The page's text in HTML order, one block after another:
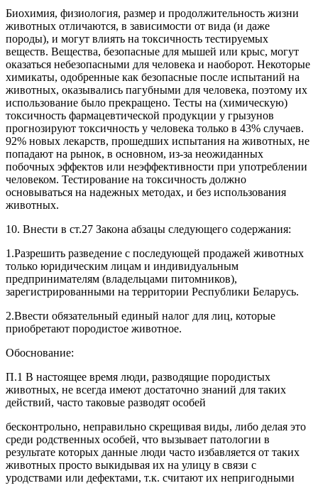
Биохимия, физиология, размер и продолжительность жизни
животных отличаются, в зависимости от вида (и даже
породы), и могут влиять на токсичность тестируемых
веществ. Вещества, безопасные для мышей или крыс, могут
оказаться небезопасными для человека и наоборот. Некоторые
химикаты, одобренные как безопасные после испытаний на
животных, оказывались пагубными для человека, поэтому их
использование было прекращено. Тесты на (химическую)
токсичность фармацевтической продукции у грызунов
прогнозируют токсичность у человека только в 43% случаев.
92% новых лекарств, прошедших испытания на животных, не
попадают на рынок, в основном, из-за неожиданных
побочных эффектов или неэффективности при употреблении
человеком. Тестирование на токсичность должно
основываться на надежных методах, и без использования
животных.
10. Внести в ст.27 Закона абзацы следующего содержания:
1.Разрешить разведение с последующей продажей животных
только юридическим лицам и индивидуальным
предпринимателям (владельцами питомников),
зарегистрированными на территории Республики Беларусь.
2.Ввести обязательный единый налог для лиц, которые
приобретают породистое животное.
Обоснование:
П.1 В настоящее время люди, разводящие породистых
животных, не всегда имеют достаточно знаний для таких
действий, часто таковые разводят особей
бесконтрольно, неправильно скрещивая виды, либо делая это
среди родственных особей, что вызывает патологии в
результате которых данные люди часто избавляется от таких
животных просто выкидывая их на улицу в связи с
уродствами или дефектами, т.к. считают их непригодными